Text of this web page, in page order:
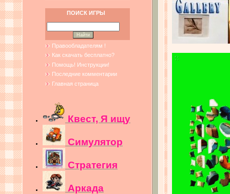
ПОИСК ИГРЫ
Правообладателям !
Как скачать бесплатно?
Помощь! Инструкции!
Последние комментарии
Главная страница
Квест, Я ищу
Симулятор
Стратегия
Аркада